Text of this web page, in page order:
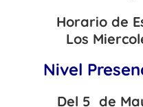
Horario de
Los
Nivel
Del 5 de